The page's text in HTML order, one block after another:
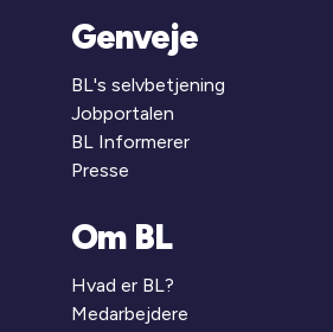
Genveje
BL's selvbetjening
Jobportalen
BL Informerer
Presse
Om BL
Hvad er BL?
Medarbejdere